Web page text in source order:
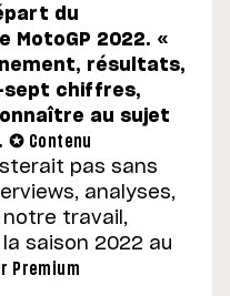
du
MotoGP 2022. «
résultats,
sept chiffres,
au sujet
✪ Contenu
pas sans
analyses,
travail,
saison 2022 au
Premium